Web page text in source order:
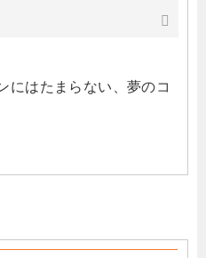
にはたまらない、夢のコ